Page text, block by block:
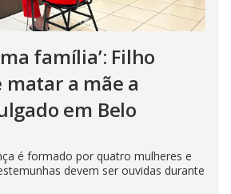
família’: Filho
matar a mãe a
em Belo
é formado por quatro mulheres e
devem ser ouvidas durante